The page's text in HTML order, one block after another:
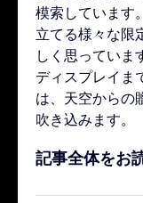
模索しています
立てる様々な限
しく思っていま
ディスプレイま
は、天空からの
吹き込みます。
記事全体をお